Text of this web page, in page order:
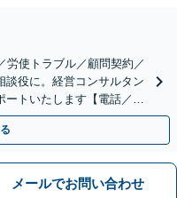
労使トラブル／顧問契約／
談役に。経営コンサルタン
トいたします【電話／ビ
メールでお問い合わせ